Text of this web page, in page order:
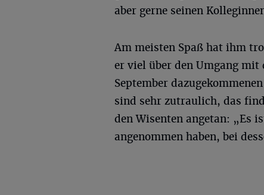
aber gerne seinen
Am meisten Spaß hat ihm
er viel über den Umgang mit
September
sind sehr zutraulich, das
den Wisenten angetan: „Es
angenommen haben, bei